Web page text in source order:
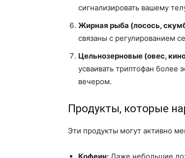
сигнализировать вашему
Жирная рыба (лосось,
связаны с регулированием
Цельнозерновые (овес,
усваивать триптофан более
вечером.
Продукты, которые
Эти продукты могут активно